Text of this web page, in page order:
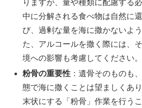
りますが、量や種類に配慮する
中に分解される食べ物は自然に
び、過剰な量を海に撒かないよ
た、アルコールを撒く際には、
境への影響も考慮してください。
粉骨の重要性 ：遺骨そのものも
態で海に撒くことは望ましくあ
末状にする「粉骨」作業を行う